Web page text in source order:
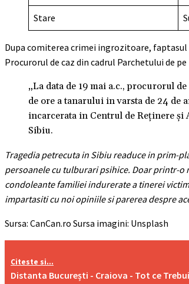
Stare
Dupa comiterea crimei ingrozitoare,
Procurorul de caz din cadrul Parchetului de
„La data de 19 mai a.c., procurorul
de ore a tanarului in varsta de 24 de
incarcerata in Centrul de Reţinere şi
Sibiu.
Tragedia petrecuta in Sibiu readuce in prim-
persoanele cu tulburari psihice. Doar printr-o
condoleante familiei indurerate a tinerei
impartasiti cu noi opiniile si parerea despre
Sursa: CanCan.ro Sursa imagini: Unsplash
Citeste si...
Distanta București - Craiova - Tot ce